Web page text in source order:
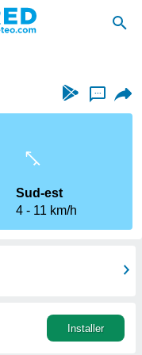
...
Sud-est
4
11 km/h
Installer